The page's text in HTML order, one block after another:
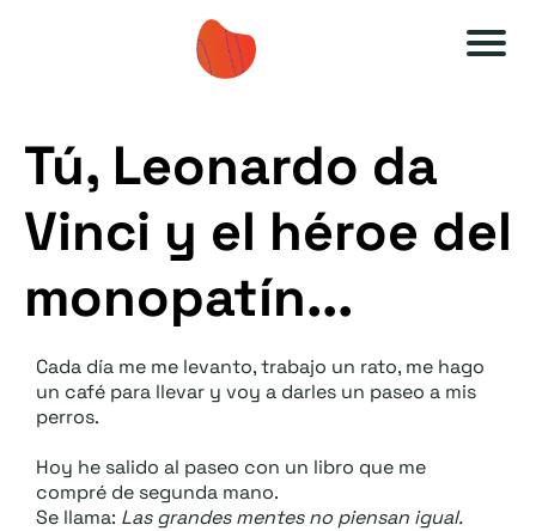
Tú, Leonardo da
Vinci y el héroe del
monopatín...
Cada día me me levanto, trabajo un rato, me hago
un café para llevar y voy a darles un paseo a mis
perros.
Hoy he salido al paseo con un libro que me
compré de segunda mano.
Se llama: Las grandes mentes no piensan igual.